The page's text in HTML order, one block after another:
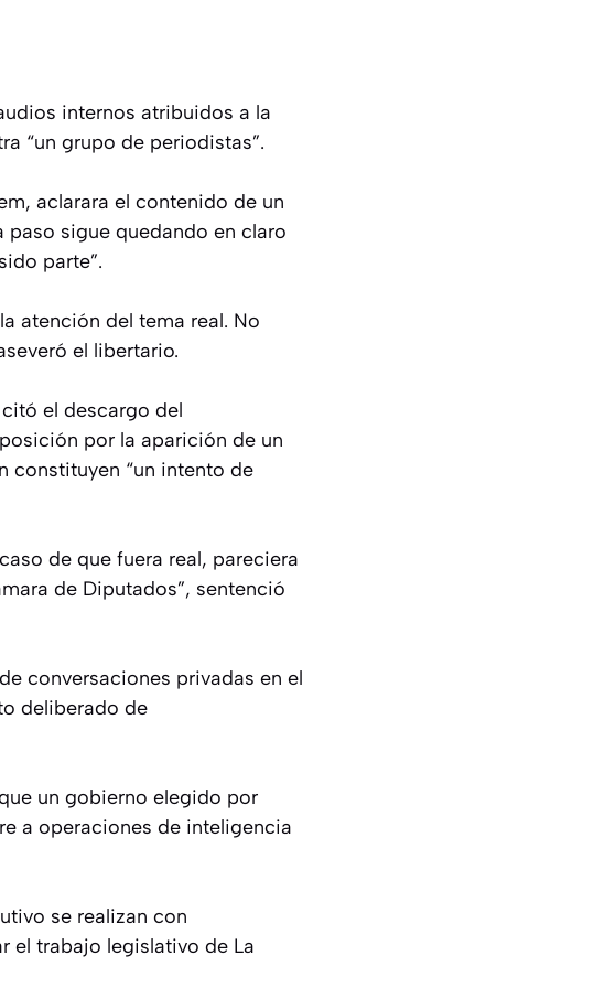
internos atribuidos a la
“un grupo de periodistas”.
aclarara el contenido de un
paso sigue quedando en claro
parte”.
atención del tema real. No
el libertario.
el descargo del
por la aparición de un
constituyen “un intento de
de que fuera real, pareciera
de Diputados”, sentenció
conversaciones privadas en el
deliberado de
un gobierno elegido por
a operaciones de inteligencia
se realizan con
el trabajo legislativo de La